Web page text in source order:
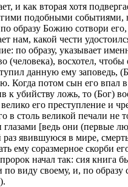
и как вторая хотя
подобными событиями,
образу Божию сотвори
нам, какой чести
по образу, указывает
восхотел,
данную ему заповедь,
Когда потом сын его впал в
убийству ложь, то (Бог)
его преступление и
столь великой печали не
[ведь они (первые
раз явившуюся в мире,
ему соразмерное скорби
начал так: сия книга
виду своему, и, по